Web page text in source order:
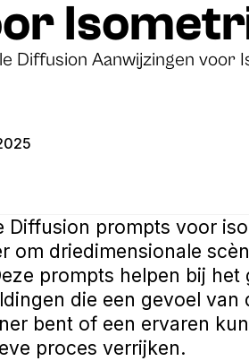
Diffusion prompts voor
om driedimensionale
prompts helpen bij
die een gevoel
bent of een ervaren
proces verrijken.